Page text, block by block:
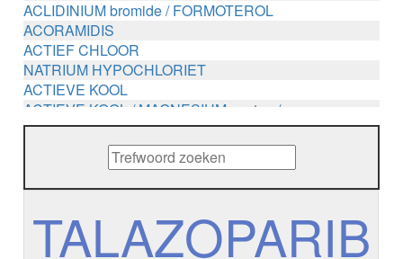
ACLIDINIUM bromide / FORMOTEROL
ACORAMIDIS
ACTIEF CHLOOR
NATRIUM HYPOCHLORIET
ACTIEVE KOOL
ACTIEVE KOOL / MAGNESIUM zouten /
METHENAMINE
ADALIMUMAB
ADAPALEEN
ADAPALEEN / BENZOYLPEROXIDE
ADENOSINE
AESCINE
TALAZOPARIB